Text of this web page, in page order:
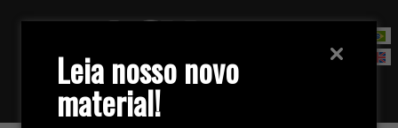
Leia nosso novo
material!
Fale com nossa equipe de vendas